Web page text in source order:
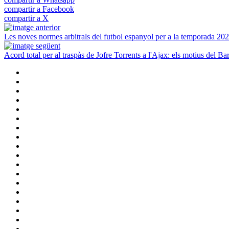
compartir a Facebook
compartir a X
Les noves normes arbitrals del futbol espanyol per a la temporada
Acord total per al traspàs de Jofre Torrents a l'Ajax: els motius del